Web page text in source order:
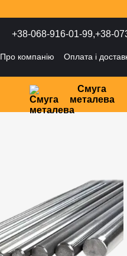
+38-068-916-01-99,+38-
Про компанію Оплата і
Смуга
металева